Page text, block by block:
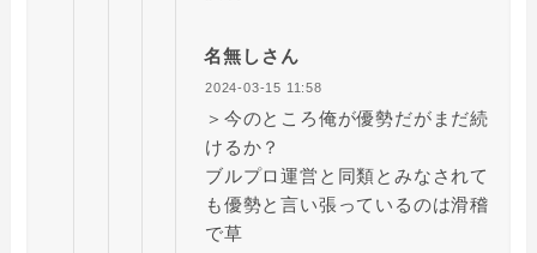
名無しさん
2024-03-15 11:58
＞今のところ俺が優勢だがまだ続
けるか？
ブルプロ運営と同類とみなされて
も優勢と言い張っているのは滑稽
で草